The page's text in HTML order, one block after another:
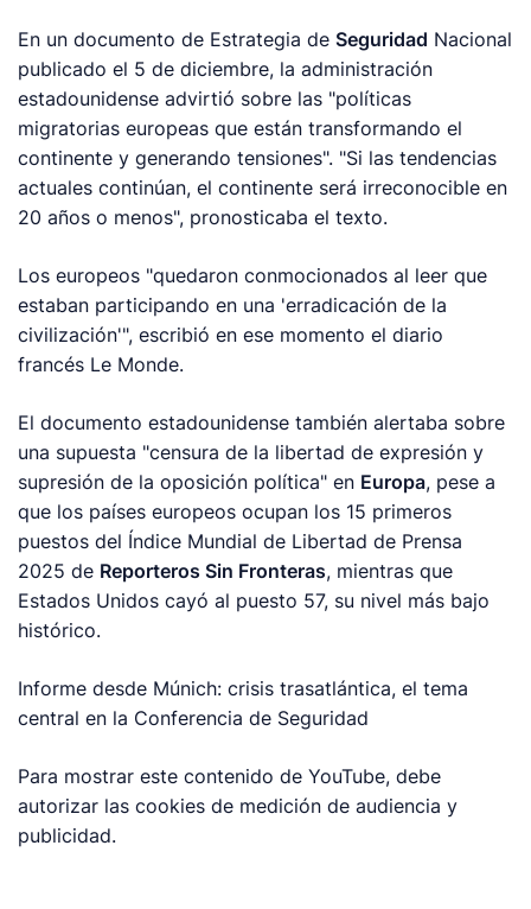
En un documento de Estrategia deSeguridad Nacional
publicado el 5 de diciembre, la administración
estadounidense advirtió sobre las "políticas
migratorias europeas que están transformando el
continente y generando tensiones". "Si las tendencias
actuales continúan, el continente será irreconocible en
20 años o menos", pronosticaba el texto.
Los europeos "quedaron conmocionados al leer que
estaban participando en una 'erradicación de la
civilización'", escribió en ese momento el diario
francés Le Monde.
El documento estadounidense también alertaba sobre
una supuesta "censura de la libertad de expresión y
supresión de la oposición política" en Europa, pese a
que los países europeos ocupan los 15 primeros
puestos del Índice Mundial de Libertad de Prensa
2025 de Reporteros Sin Fronteras, mientras que
Estados Unidos cayó al puesto 57, su nivel más bajo
histórico.
Informe desde Múnich: crisis trasatlántica, el tema
central en la Conferencia de Seguridad
Para mostrar este contenido de YouTube, debe
autorizar las cookies de medición de audiencia y
publicidad.